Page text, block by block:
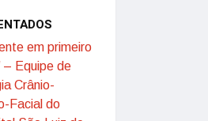
em primeiro
– Equipe de
Crânio-
Facial do